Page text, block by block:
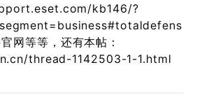
kb146/?
网等等，还有本帖：
thread-1142503-1-1.html